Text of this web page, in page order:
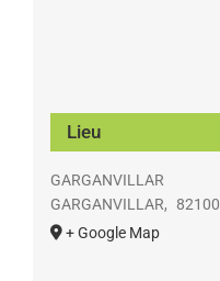
Lieu
GARGANVILLAR
GARGANVILLAR, 82100
+ Google Map